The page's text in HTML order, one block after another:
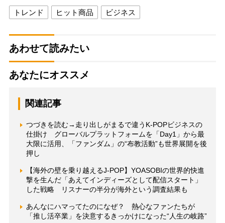
トレンド ヒット商品 ビジネス
あわせて読みたい
あなたにオススメ
関連記事
つづきを読む→走り出しがまるで違うK-POPビジネスの
仕掛け グローバルプラットフォームを「Day1」から最
大限に活用、「ファンダム」の“布教活動”も世界展開を後
押し
【海外の壁を乗り越えるJ-POP】YOASOBIの世界的快進
撃を生んだ「あえてインディーズとして配信スタート」
した戦略 リスナーの半分が海外という調査結果も
あんなにハマってたのになぜ？ 熱心なファンたちが
「推し活卒業」を決意するきっかけになった“人生の岐路”